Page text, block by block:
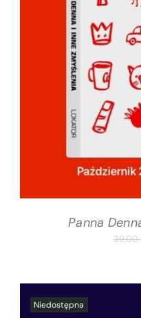
DODAJ DO
Panna
39,00